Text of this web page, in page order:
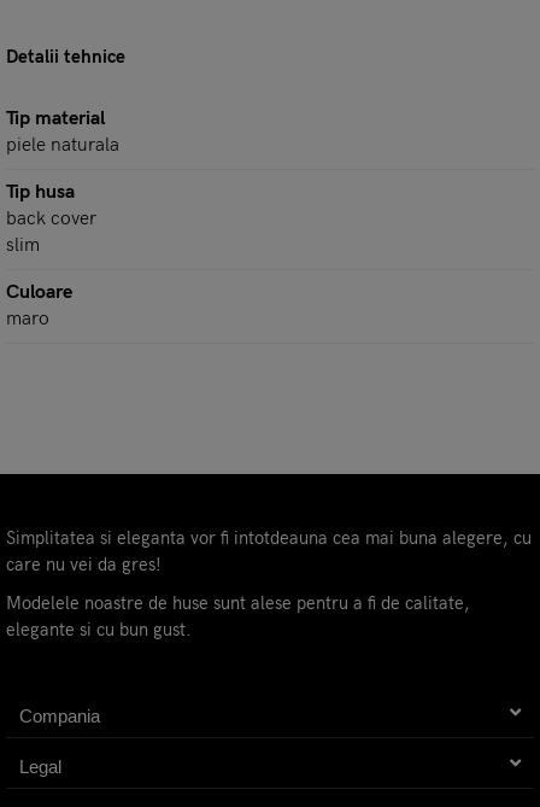
Detalii tehnice
Tip material
piele naturala
Tip husa
back cover
slim
Culoare
maro
Simplitatea si eleganta vor fi intotdeauna cea mai buna alegere, cu
care nu vei da gres!
Modelele noastre de huse sunt alese pentru a fi de calitate,
elegante si cu bun gust.
Compania
Legal